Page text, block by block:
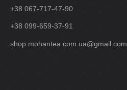
+38 067-717-47-90
+38 099-659-37-91
shop.mohantea.com.ua@gmail.com